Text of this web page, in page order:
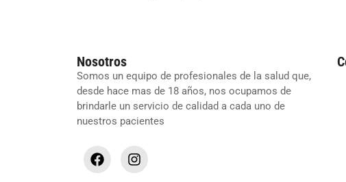
Nosotros
Somos un equipo de profesionales de la salud que,
desde hace mas de 18 años, nos ocupamos de
brindarle un servicio de calidad a cada uno de
nuestros pacientes